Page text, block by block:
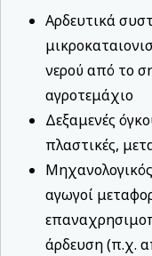
Αρδευτικά
νερού από το
αγροτεμάχιο
Δεξαμενές
πλαστικές,
αγωγοί
άρδευση (π.χ.